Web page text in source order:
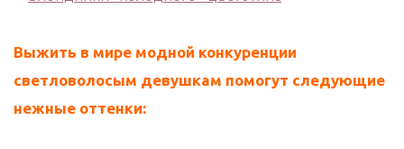
Выжить в мире модной конкуренции
светловолосым девушкам помогут следующие
нежные оттенки: